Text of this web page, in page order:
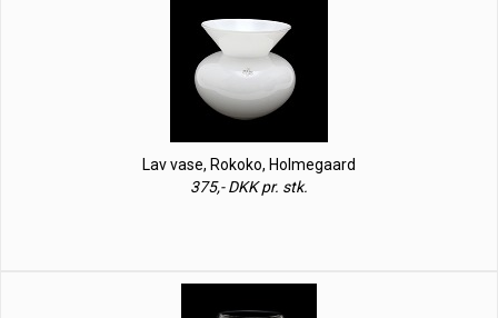
Lav vase, Rokoko, Holmegaard
375,- DKK pr. stk.